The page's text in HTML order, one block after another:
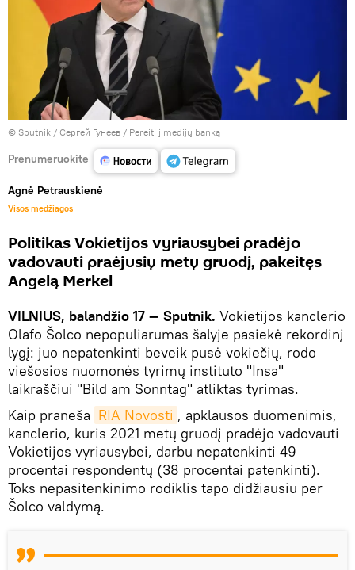
© Sputnik / Сергей Гунеев / Pereiti į medijų banką
Prenumeruokite
Agnė Petrauskienė
Visos medžiagos
Politikas Vokietijos vyriausybei pradėjo
vadovauti praėjusių metų gruodį, pakeitęs
Angelą Merkel
VILNIUS, balandžio 17 — Sputnik. Vokietijos kanclerio
Olafo Šolco nepopuliarumas šalyje pasiekė rekordinį
lygį: juo nepatenkinti beveik pusė vokiečių, rodo
viešosios nuomonės tyrimų instituto "Insa"
laikraščiui "Bild am Sonntag" atliktas tyrimas.
Kaip praneša RIA Novosti , apklausos duomenimis,
kanclerio, kuris 2021 metų gruodį pradėjo vadovauti
Vokietijos vyriausybei, darbu nepatenkinti 49
procentai respondentų (38 procentai patenkinti).
Toks nepasitenkinimo rodiklis tapo didžiausiu per
Šolco valdymą.